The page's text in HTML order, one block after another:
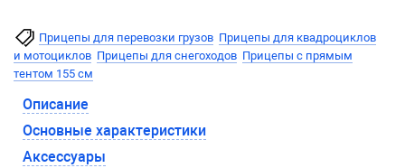
Прицепы для перевозки грузов Прицепы для квадроциклов
и мотоциклов Прицепы для снегоходов Прицепы с прямым
тентом 155 см
Описание
Основные характеристики
Аксессуары